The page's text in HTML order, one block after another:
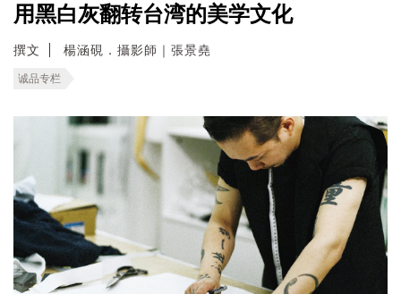
用黑白灰翻转台湾的美学文化
撰文 楊涵硯．攝影師｜張景堯
诚品专栏